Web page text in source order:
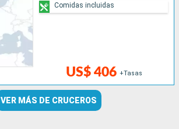
US$ 406 +Tasas
Comidas incluidas
VER MÁS DE CRUCEROS